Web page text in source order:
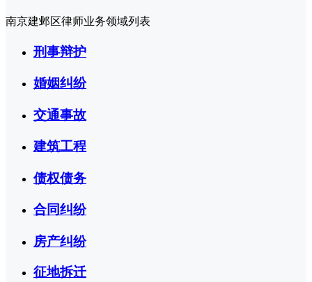
南京建邺区律师业务领域列表
刑事辩护
婚姻纠纷
交通事故
建筑工程
债权债务
合同纠纷
房产纠纷
征地拆迁